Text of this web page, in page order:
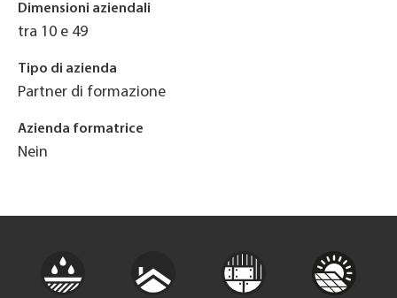
Dimensioni aziendali
tra 10 e 49
Tipo di azienda
Partner di formazione
Azienda formatrice
Nein